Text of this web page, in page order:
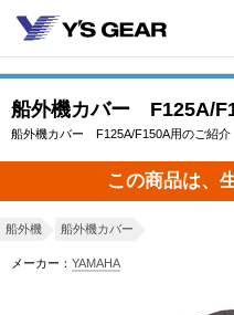
船外機カバー F125A/
船外機カバー F125A/F150A用のご紹介
この商品は、
船外機 船外機カバー
メーカー： YAMAHA